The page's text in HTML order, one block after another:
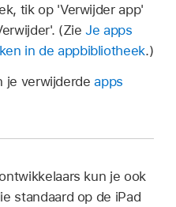
tik op 'Verwijder app'
(ZieJe apps
in de appbibliotheek.)
je verwijderdeapps
kun je ook
standaard op de iPad